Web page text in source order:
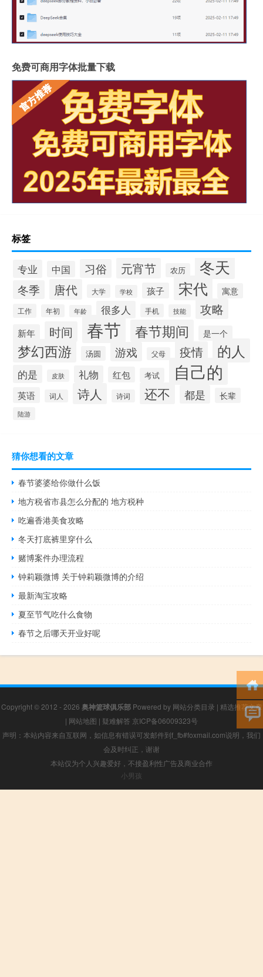
免费可商用字体批量下载
标签
专业 中国 习俗 元宵节 农历 冬天
冬季 唐代 大学 学校 孩子 宋代 寓意
工作 年初 年龄 很多人 手机 技能 攻略
新年 时间 春节 春节期间 是一个
梦幻西游 汤圆 游戏 父母 疫情 的人
的是 皮肤 礼物 红包 考试 自己的
英语 词人 诗人 诗词 还不 都是 长辈
陆游
猜你想看的文章
春节婆婆给你做什么饭
地方税省市县怎么分配的 地方税种
吃遍香港美食攻略
冬天打底裤里穿什么
赌博案件办理流程
钟莉颖微博 关于钟莉颖微博的介绍
最新淘宝攻略
夏至节气吃什么食物
春节之后哪天开业好呢
Copyright © 2012 - 2026 奥神篮球俱乐部Powered by 网站分类目录 | 精选推荐文章
| 网站地图 | 疑难解答 京ICP备06009323号
声明：本站内容来自互联网，如信息有错误可发邮件到f_fb#foxmail.com说明，我们
会及时纠正，谢谢
本站仅为个人兴趣爱好，不接盈利性广告及商业合作
小男孩